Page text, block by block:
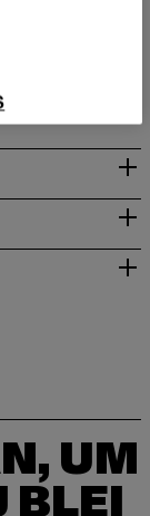
Ramstadt |
UM
BLEI